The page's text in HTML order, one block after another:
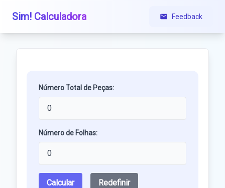
Sim! Calculadora Feedback
Número Total de Peças:
Número de Folhas:
Calcular Redefinir